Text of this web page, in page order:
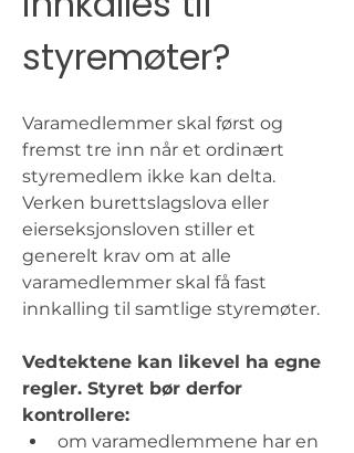
styremøter?
Varamedlemmer skal først og
fremst tre inn når et ordinært
styremedlem ikke kan delta.
Verken burettslagslova eller
eierseksjonsloven stiller et
generelt krav om at alle
varamedlemmer skal få fast
innkalling til samtlige styremøter.
Vedtektene kan likevel ha egne
regler. Styret bør derfor
kontrollere:
om varamedlemmene har en